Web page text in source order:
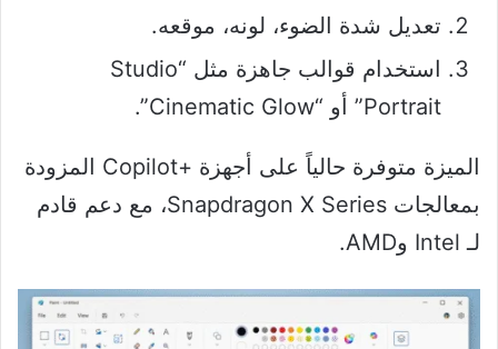
تعديل شدة الضوء، لونه، موقعه.
استخدام قوالب جاهزة مثل “Studio
Portrait” أو “Cinematic Glow”.
الميزة متوفرة حالياً على أجهزة +Copilot المزودة
بمعالجات Snapdragon X Series، مع دعم قادم
لـ Intel وAMD.